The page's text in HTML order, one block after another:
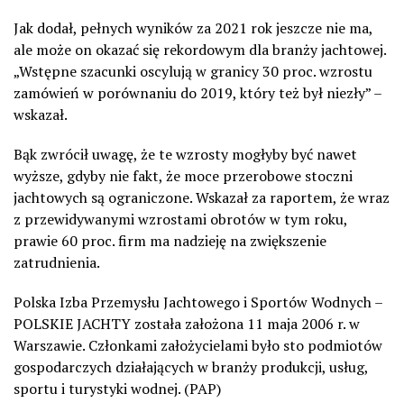
Jak dodał, pełnych wyników za 2021 rok jeszcze nie ma,
ale może on okazać się rekordowym dla branży jachtowej.
„Wstępne szacunki oscylują w granicy 30 proc. wzrostu
zamówień w porównaniu do 2019, który też był niezły” –
wskazał.
Bąk zwrócił uwagę, że te wzrosty mogłyby być nawet
wyższe, gdyby nie fakt, że moce przerobowe stoczni
jachtowych są ograniczone. Wskazał za raportem, że wraz
z przewidywanymi wzrostami obrotów w tym roku,
prawie 60 proc. firm ma nadzieję na zwiększenie
zatrudnienia.
Polska Izba Przemysłu Jachtowego i Sportów Wodnych –
POLSKIE JACHTY została założona 11 maja 2006 r. w
Warszawie. Członkami założycielami było sto podmiotów
gospodarczych działających w branży produkcji, usług,
sportu i turystyki wodnej. (PAP)